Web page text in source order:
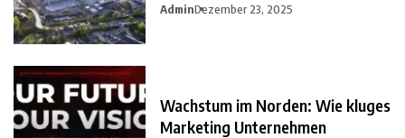
AdminDezember 23, 2025
Wachstum im Norden: Wie kluges
Marketing Unternehmen